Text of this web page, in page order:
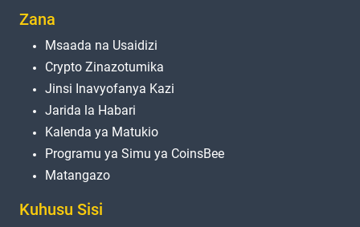
Zana
Msaada na Usaidizi
Crypto Zinazotumika
Jinsi Inavyofanya Kazi
Jarida la Habari
Kalenda ya Matukio
Programu ya Simu ya CoinsBee
Matangazo
Kuhusu Sisi